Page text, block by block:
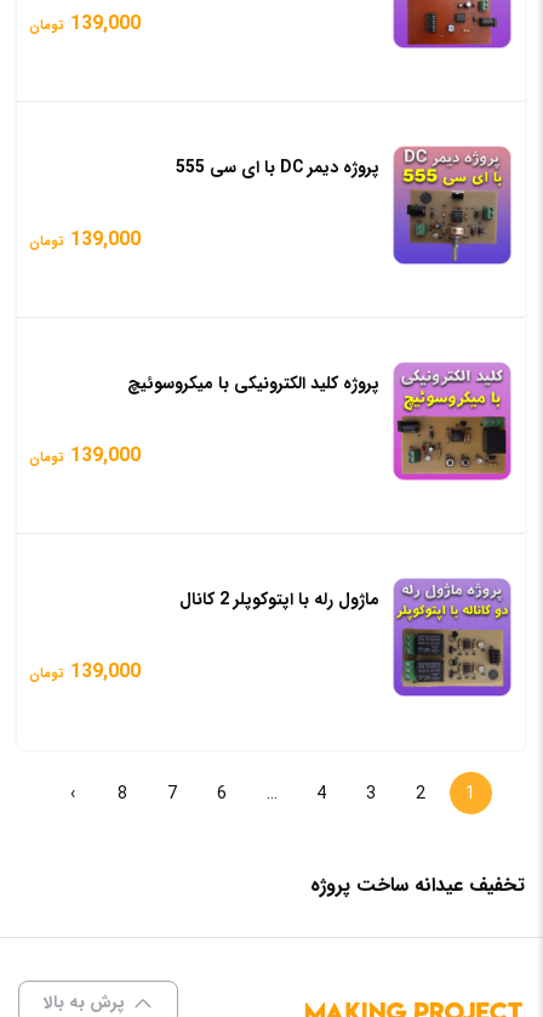
139,000 تومان
پروژه دیمر DC با ای سی 555
139,000 تومان
پروژه کلید الکترونیکی با میکروسوئیچ
139,000 تومان
ماژول رله با اپتوکوپلر 2 کانال
139,000 تومان
1
2
3
4
…
6
7
8
›
تخفیف عیدانه ساخت پروژه
پرش به بالا